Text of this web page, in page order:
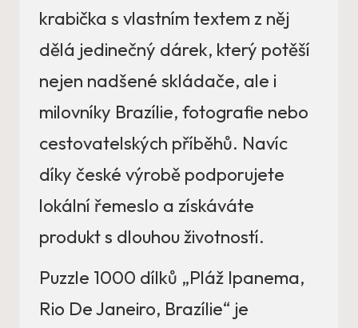
krabička s vlastním textem z něj
dělá jedinečný dárek, který potěší
nejen nadšené skládače, ale i
milovníky Brazílie, fotografie nebo
cestovatelských příběhů. Navíc
díky české výrobě podporujete
lokální řemeslo a získáváte
produkt s dlouhou životností.
Puzzle 1000 dílků „Pláž Ipanema,
Rio De Janeiro, Brazílie“ je